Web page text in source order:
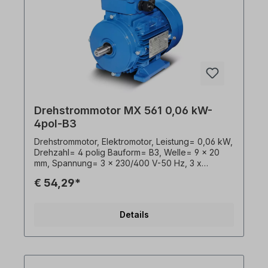
Drehstrommotor MX 561 0,06 kW-
4pol-B3
Drehstrommotor, Elektromotor, Leistung= 0,06 kW,
Drehzahl= 4 polig Bauform= B3, Welle= 9 x 20
mm, Spannung= 3 x 230/400 V-50 Hz, 3 x
Frequenz= 50/60 Hertz, Effizienzklasse= IE1,
Gewicht= 3,2 kg, Klemmkastenlage= oben
M16, Gehäuse= Aluminiumdruckguss,
€ 54,29*
Details